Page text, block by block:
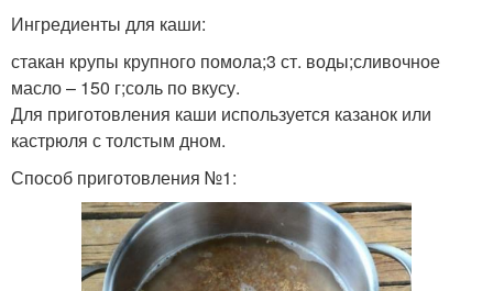
Ингредиенты для каши:
стакан крупы крупного помола;3 ст. воды;сливочное
масло – 150 г;соль по вкусу.
Для приготовления каши используется казанок или
кастрюля с толстым дном.
Способ приготовления №1: